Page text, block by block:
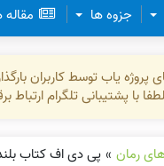
جزوه ها
پروژه یاب توسط کاربران
با پشتیبانی تلگرام
رمان » پی دی اف کتاب